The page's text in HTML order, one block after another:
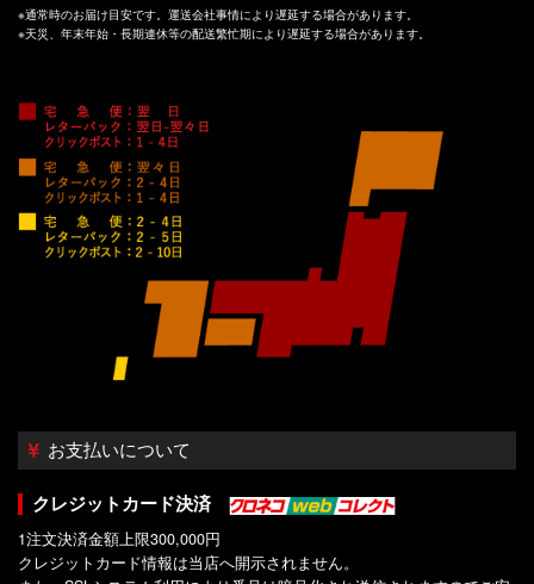
※通常時のお届け目安です。運送会社事情により遅延する場合があります。
※天災、年末年始・長期連休等の配送繁忙期により遅延する場合があります。
お支払いについて
クレジットカード決済
1注文決済金額上限300,000円
クレジットカード情報は当店へ開示されません。